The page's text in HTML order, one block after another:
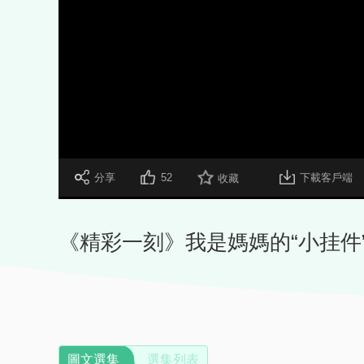
分享 52 收藏 下載客戶端
《精彩一刻》我是媽媽的“小挂件
圖文選集 選集列表